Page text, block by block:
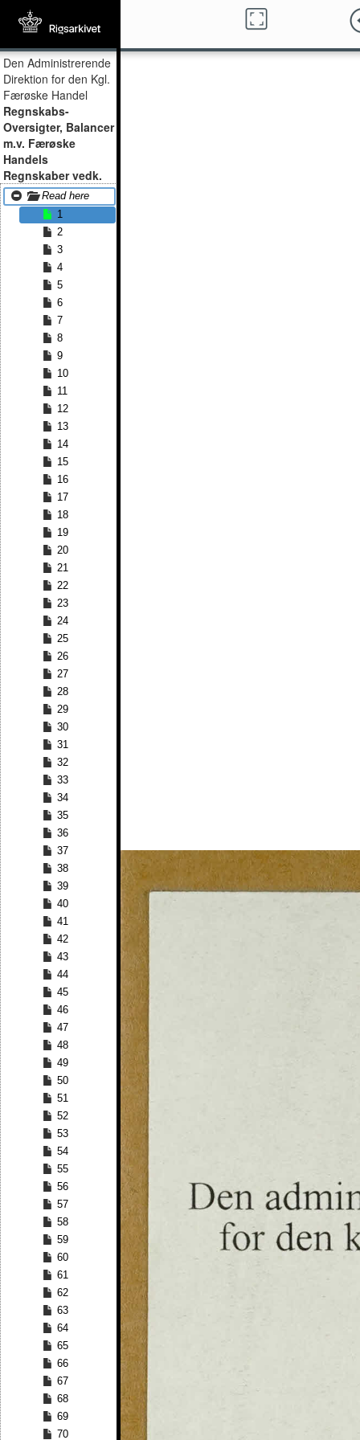
Den Administrerende
Direktion for den Kgl.
Færøske Handel
Regnskabs-
Oversigter, Balancer
m.v. Færøske
Handels
Regnskaber vedk.
Read here
1
2
3
4
5
6
7
8
9
10
11
12
13
14
15
16
17
18
19
20
21
22
23
24
25
26
27
28
29
30
31
32
33
34
35
36
37
38
39
40
41
42
43
44
45
46
47
48
49
50
51
52
53
54
55
56
57
58
59
60
61
62
63
64
65
66
67
68
69
70